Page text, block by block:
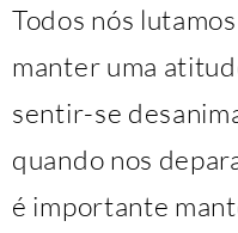
Todos nós
manter uma
sentir-se
quando nos
é importante